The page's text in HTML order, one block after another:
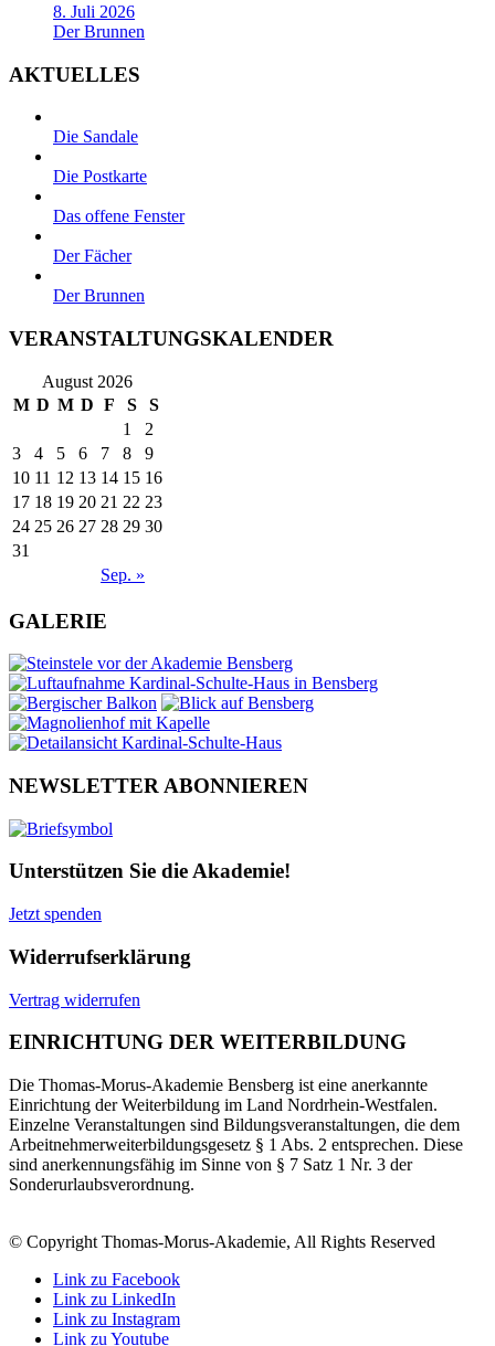
8. Juli 2026
Der Brunnen
AKTUELLES
Die Sandale
Die Postkarte
Das offene Fenster
Der Fächer
Der Brunnen
VERANSTALTUNGSKALENDER
August 2026
M D M D F S S
Sep. »
1
2
3
4 5 6 7 8
9
10 11 12 13 14 15 16
17 18 19 20 21 22 23
24 25 26 27 28 29 30
31
GALERIE
NEWSLETTER ABONNIEREN
Unterstützen Sie die Akademie!
Jetzt spenden
Widerrufserklärung
Vertrag widerrufen
EINRICHTUNG DER WEITERBILDUNG
Die Thomas-Morus-Akademie Bensberg ist eine anerkannte
Einrichtung der Weiterbildung im Land Nordrhein-Westfalen.
Einzelne Veranstaltungen sind Bildungsveranstaltungen, die dem
Arbeitnehmerweiterbildungsgesetz § 1 Abs. 2 entsprechen. Diese
sind anerkennungsfähig im Sinne von § 7 Satz 1 Nr. 3 der
Sonderurlaubsverordnung.
© Copyright Thomas-Morus-Akademie, All Rights Reserved
Link zu Facebook
Link zu LinkedIn
Link zu Instagram
Link zu Youtube